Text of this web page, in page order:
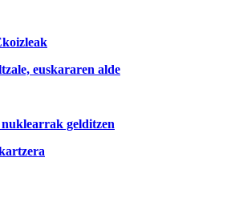
euskararen alde
gelditzen